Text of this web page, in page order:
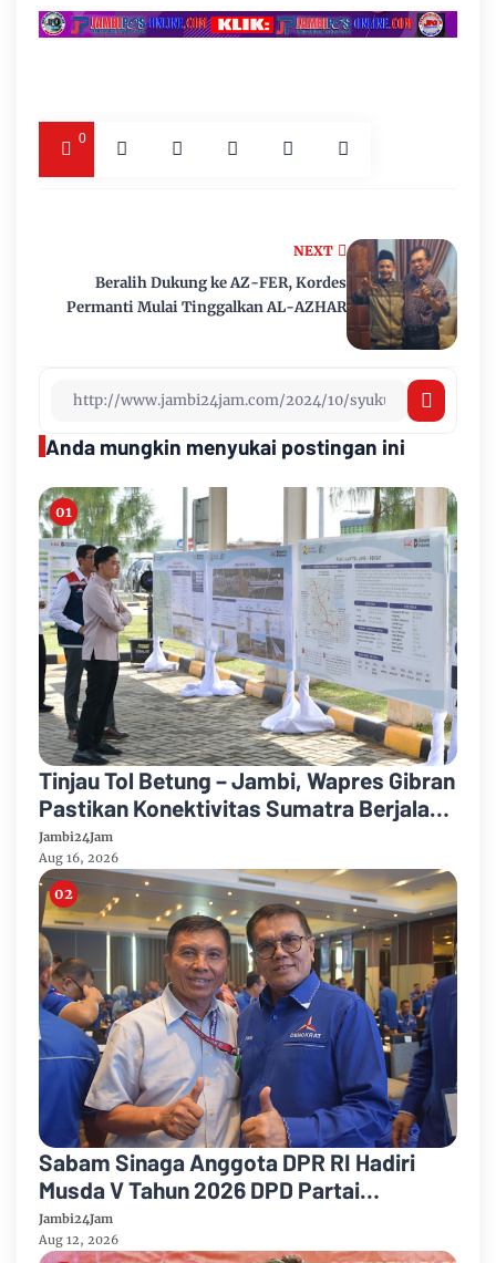
0
NEXT
Beralih Dukung ke AZ-FER, Kordes
Permanti Mulai Tinggalkan AL-AZHAR
Anda mungkin menyukai postingan ini
Tinjau Tol Betung – Jambi, Wapres Gibran
Pastikan Konektivitas Sumatra Berjalan
Optimal
Jambi24Jam
Aug 16, 2026
Sabam Sinaga Anggota DPR RI Hadiri
Musda V Tahun 2026 DPD Partai
Demokrat Provinsi Jambi
Jambi24Jam
Aug 12, 2026